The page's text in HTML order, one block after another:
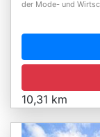
der Mode- und
10,31 km